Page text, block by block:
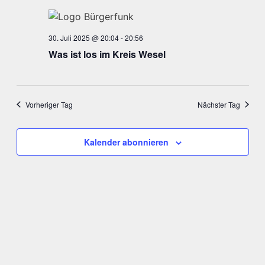
30. Juli 2025 @ 20:04-20:56
Was ist los im Kreis Wesel
Vorheriger Tag Nächster Tag
Kalender abonnieren